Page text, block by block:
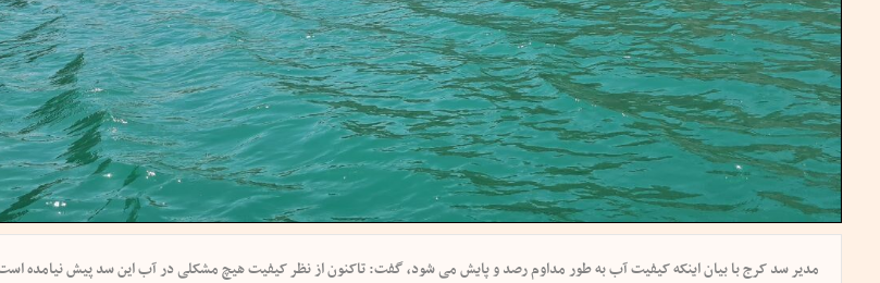
مدیر سد کرج با بیان اینکه کیفیت آب به طور مداوم رصد و پایش می شود، گفت: تاکنون از نظر کیفیت هیچ مشکلی در آب این سد پیش نیامده